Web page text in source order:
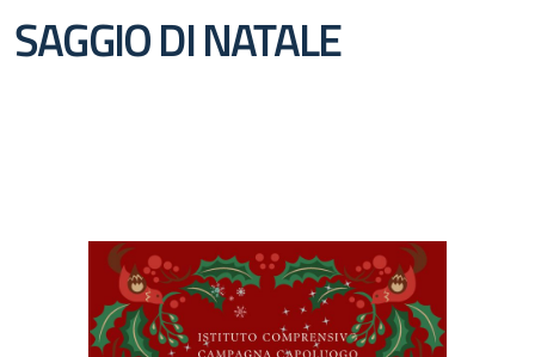
SAGGIO DI NATALE